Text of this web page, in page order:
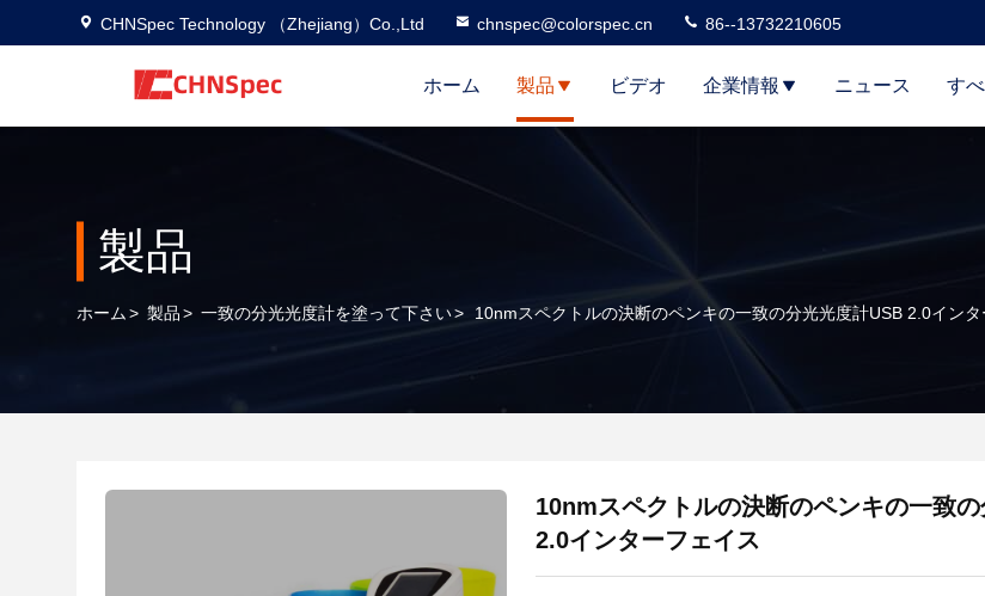
CHNSpec Technology （Zhejiang）Co.,Ltd chnspec@colorspec.cn 86--13732210605
ホーム 製品 ビデオ 企業情報 ニュース す
製品
ホーム> 製品> 一致の分光光度計を塗って下さい> 10nmスペクトルの決断のペンキの一致の分光光度計USB 2.0インタ
10nmスペクトルの決断のペンキの一致
2.0インターフェイス